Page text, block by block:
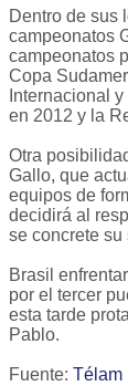
Dentro de sus
campeonatos
campeonatos
Copa
Internacional
en 2012 y la
Otra
Gallo, que
equipos de
decidirá al
se concrete
Brasil
por el tercer
esta tarde
Pablo.
Fuente: Télam